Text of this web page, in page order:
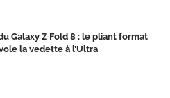
Galaxy Z Fold 8 : le pliant format
la vedette à l’Ultra